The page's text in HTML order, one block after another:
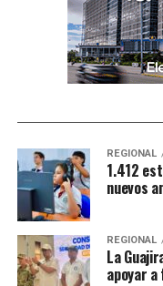
REGIONAL
1.412
nuevos
REGIONAL
La
apoyar